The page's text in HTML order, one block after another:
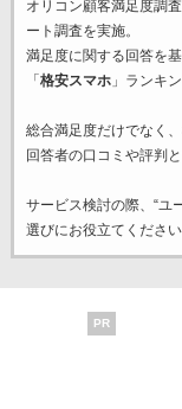
オリコン顧客満足度調
ート調査を実施。
満足度に関する回答を
「 格安スマホ」ランキ
総合満足度だけでなく
回答者の口コミや評判
サービス検討の際、“ユ
選びにお役立てください
PR